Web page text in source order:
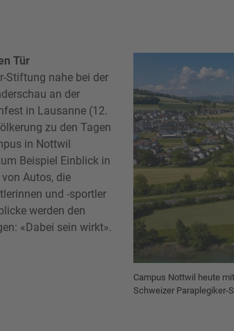
Campus Nottwil heute
Schweizer Paraplegiker-
Tür
Stiftung nahe bei der
an der
in Lausanne (12.
zu den Tagen
in Nottwil
Beispiel Einblick in
Autos, die
und -sportler
werden den
«Dabei sein wirkt».